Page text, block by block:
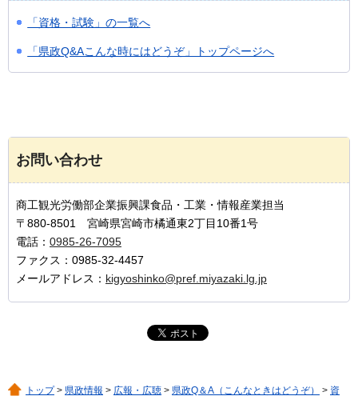
「資格・試験」の一覧へ
「県政Q&Aこんな時にはどうぞ」トップページへ
お問い合わせ
商工観光労働部企業振興課食品・工業・情報産業担当
〒880-8501 宮崎県宮崎市橘通東2丁目10番1号
電話： 0985-26-7095
ファクス：0985-32-4457
メールアドレス： kigyoshinko@pref.miyazaki.lg.jp
トップ> 県政情報 > 広報・広聴 > 県政Q＆A（こんなときはどうぞ） > 資